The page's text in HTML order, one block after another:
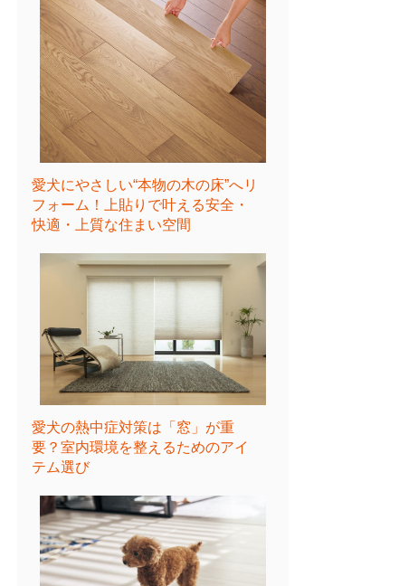
愛犬にやさしい“本物の木の床”へリ
フォーム！上貼りで叶える安全・
快適・上質な住まい空間
愛犬の熱中症対策は「窓」が重
要？室内環境を整えるためのアイ
テム選び